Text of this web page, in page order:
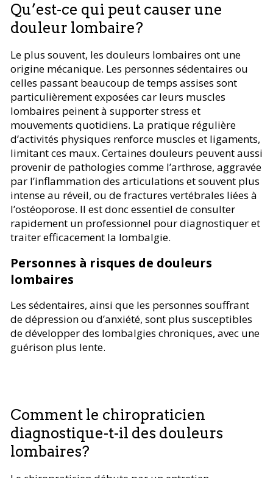
Qu’est-ce qui peut causer une
douleur lombaire?
Le plus souvent, les douleurs lombaires ont une
origine mécanique. Les personnes sédentaires ou
celles passant beaucoup de temps assises sont
particulièrement exposées car leurs muscles
lombaires peinent à supporter stress et
mouvements quotidiens. La pratique régulière
d’activités physiques renforce muscles et ligaments,
limitant ces maux. Certaines douleurs peuvent aussi
provenir de pathologies comme l’arthrose, aggravée
par l’inflammation des articulations et souvent plus
intense au réveil, ou de fractures vertébrales liées à
l’ostéoporose. Il est donc essentiel de consulter
rapidement un professionnel pour diagnostiquer et
traiter efficacement la lombalgie.
Personnes à risques de douleurs
lombaires
Les sédentaires, ainsi que les personnes souffrant
de dépression ou d’anxiété, sont plus susceptibles
de développer des lombalgies chroniques, avec une
guérison plus lente.
Comment le chiropraticien
diagnostique-t-il des douleurs
lombaires?